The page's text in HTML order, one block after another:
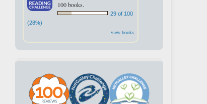
100 books.
29 of 100
(28%)
view books